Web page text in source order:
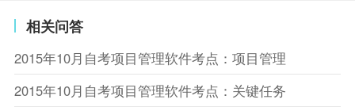
相关问答
2015年10月自考项目管理软件考点：项目管理
2015年10月自考项目管理软件考点：关键任务